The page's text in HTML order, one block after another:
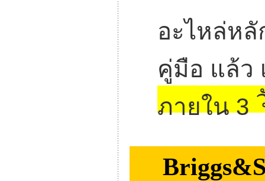
อะไหล่หลั
คู่มือ แล้ว
ภายใน 3